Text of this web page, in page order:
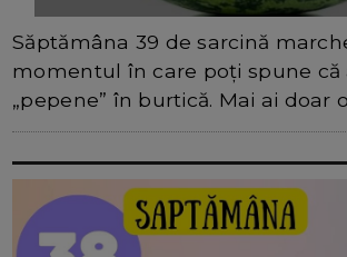
Săptămâna 39 de sarcină
momentul în care poți spune că
„pepene” în burtică. Mai ai doar